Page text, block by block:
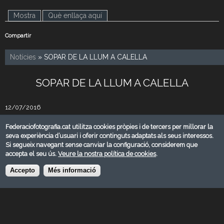
Mostra (pestanya activa)
Què enllaça aquí
Compartir
Notícies » SOPAR DE LA LLUM A CALELLA
SOPAR DE LA LLUM A CALELLA
12/07/2016
Sopar de la Llum al Far de Calella, organitzat per Foto Film
Calella, dintre dels actes del 50e aniversari de l'entitat.
Descarregar
Federaciofotografia.cat utilitza cookies pròpies i de tercers per millorar la
seva experiència d’usuari i oferir continguts adaptats als seus interessos.
Si segueix navegant sense canviar la configuració, considerem que
accepta el seu ús.Veure la nostra política de cookies.
Accepto Més informació